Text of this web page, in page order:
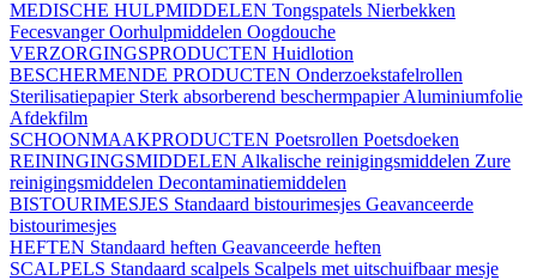
MEDISCHE HULPMIDDELEN Tongspatels Nierbekken
FecesvangerOorhulpmiddelen Oogdouche
VERZORGINGSPRODUCTEN Huidlotion
BESCHERMENDE PRODUCTEN Onderzoekstafelrollen
Sterilisatiepapier Sterk absorberend beschermpapierAluminiumfolie
Afdekfilm
SCHOONMAAKPRODUCTEN Poetsrollen Poetsdoeken
REININGINGSMIDDELEN Alkalische reinigingsmiddelen Zure
reinigingsmiddelen Decontaminatiemiddelen
BISTOURIMESJES Standaard bistourimesjes Geavanceerde
bistourimesjes
HEFTEN Standaard heften Geavanceerde heften
SCALPELS Standaard scalpels Scalpels met uitschuifbaar mesje